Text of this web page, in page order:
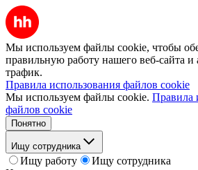
Мы используем файлы cookie, чтобы
правильную работу нашего веб-сайта и
трафик.
Правила использования файлов cookie
Мы используем файлы cookie. Правила
файлов cookie
Понятно
Ищу сотрудника
Ищу работу
Ищу сотрудника